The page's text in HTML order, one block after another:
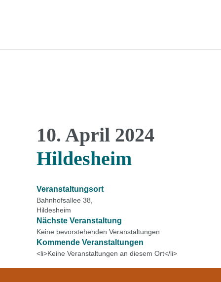
10. April 2024
Hildesheim
Veranstaltungsort
Bahnhofsallee 38,
Hildesheim
Nächste Veranstaltung
Keine bevorstehenden Veranstaltungen
Kommende Veranstaltungen
<li>Keine Veranstaltungen an diesem Ort</li>